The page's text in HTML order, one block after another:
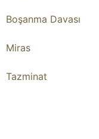
Boşanma Davası
Miras
Tazminat